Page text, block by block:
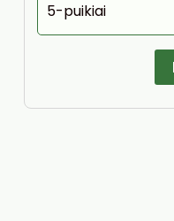
5-puikiai